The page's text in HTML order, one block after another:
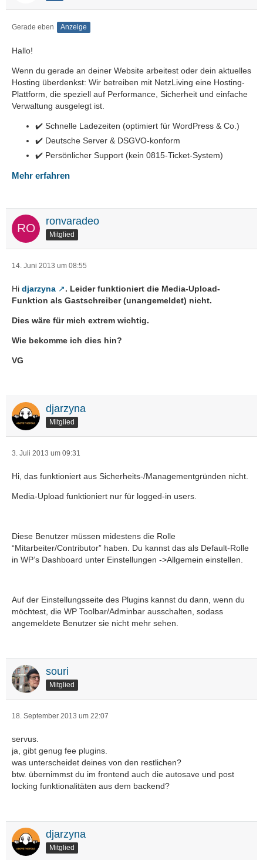
Gerade eben Anzeige
Hallo!
Wenn du gerade an deiner Website arbeitest oder dein aktuelles
Hosting überdenkst: Wir betreiben mit NetzLiving eine Hosting-
Plattform, die speziell auf Performance, Sicherheit und einfache
Verwaltung ausgelegt ist.
✔️ Schnelle Ladezeiten (optimiert für WordPress & Co.)
✔️ Deutsche Server & DSGVO-konform
✔️ Persönlicher Support (kein 0815-Ticket-System)
Mehr erfahren
ronvaradeo
Mitglied
14. Juni 2013 um 08:55
Hi djarzyna
. Leider funktioniert die Media-Upload-
Funktion als Gastschreiber (unangemeldet) nicht.
Dies wäre für mich extrem wichtig.
Wie bekomme ich dies hin?
VG
djarzyna
Mitglied
3. Juli 2013 um 09:31
Hi, das funktioniert aus Sicherheits-/Managementgründen nicht.
Media-Upload funktioniert nur für logged-in users.
Diese Benutzer müssen midestens die Rolle
“Mitarbeiter/Contributor” haben. Du kannst das als Default-Rolle
in WP’s Dashboard unter Einstellungen ->Allgemein einstellen.
Auf der Einstellungsseite des Plugins kannst du dann, wenn du
möchtest, die WP Toolbar/Adminbar ausschalten, sodass
angemeldete Benutzer sie nicht mehr sehen.
souri
Mitglied
18. September 2013 um 22:07
servus.
ja, gibt genug fee plugins.
was unterscheidet deines von den restlichen?
btw. übernimmst du im frontend auch die autosave und post
locking funktionalitäten aus dem backend?
djarzyna
Mitglied